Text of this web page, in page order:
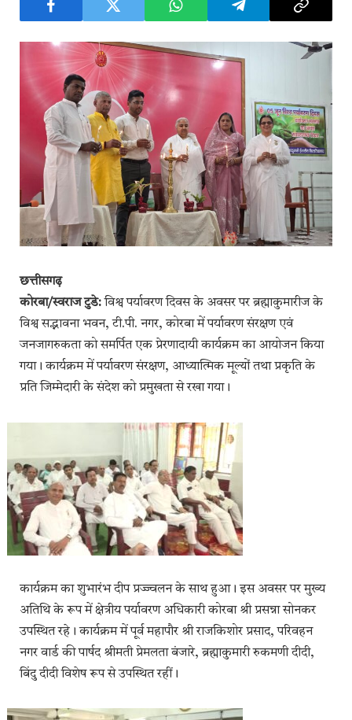
छत्तीसगढ़
कोरबा/स्वराज टुडे:विश्व पर्यावरण दिवस के अवसर पर ब्रह्माकुमारीज के
विश्व स‌द्भावना भवन, टी.पी. नगर, कोरबा में पर्यावरण संरक्षण एवं
जनजागरुकता को समर्पित एक प्रेरणादायी कार्यक्रम का आयोजन किया
गया। कार्यक्रम में पर्यावरण संरक्षण, आध्यात्मिक मूल्यों तथा प्रकृति के
प्रति जिम्मेदारी के संदेश को प्रमुखता से रखा गया।
कार्यक्रम का शुभारंभ दीप प्रज्ज्वलन के साथ हुआ। इस अवसर पर मुख्य
अतिथि के रूप में क्षेत्रीय पर्यावरण अधिकारी कोरबा श्री प्रसन्ना सोनकर
उपस्थित रहे। कार्यक्रम में पूर्व महापौर श्री राजकिशोर प्रसाद, परिवहन
नगर वार्ड की पार्षद श्रीमती प्रेमलता बंजारे, ब्रह्माकुमारी रुकमणी दीदी,
बिंदु दीदी विशेष रूप से उपस्थित रहीं।